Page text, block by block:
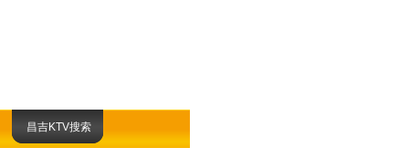
昌吉KTV搜索